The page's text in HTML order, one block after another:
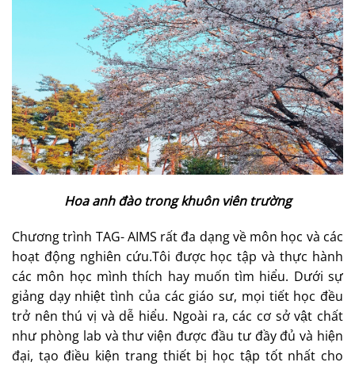
Hoa anh đào trong khuôn viên trường
Chương trình TAG- AIMS rất đa dạng về môn học và các
hoạt động nghiên cứu.Tôi được học tập và thực hành
các môn học mình thích hay muốn tìm hiểu. Dưới sự
giảng dạy nhiệt tình của các giáo sư, mọi tiết học đều
trở nên thú vị và dễ hiểu. Ngoài ra, các cơ sở vật chất
như phòng lab và thư viện được đầu tư đầy đủ và hiện
đại, tạo điều kiện trang thiết bị học tập tốt nhất cho